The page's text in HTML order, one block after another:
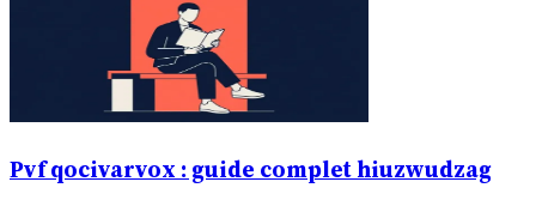
Pvf qocivarvox : guide complet hiuzwudzag